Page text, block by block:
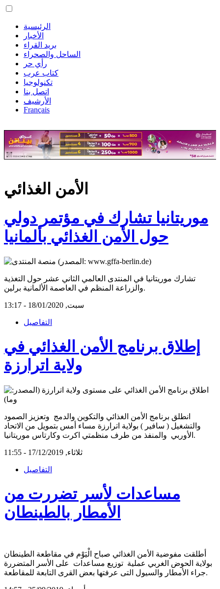
الرئيسية
الأخبار
بريد القراء
الساحل والصحراء
رأي حر
كتاب عرب
تكنولوجيا
اتصل بنا
الأرشيف
Français
الأمن الغذائي
موريتانيا تشارك في مؤتمر دولي
حول الأمن الغذائي بألمانيا
تشارك موريتانيا في المنتدى العالمي الثاني عشر حول التغذية
والزراعة المنظم في العاصمة الألمانية برلين.
سبت, 18/01/2020 - 13:17
التفاصيل
إطلاق برنامج الأمن الغذائي في
ولاية اترارزة
انطلق برنامج الأمن الغذائي والتكوين والدمج وتعزيز الصمود
والتشغيل ( سافير ) بولاية اترارزة مساء أمس بتمويل من الاتحاد
الأوربي والمنفذ من طرف منظمتي اكرت وكارتاس موريتانيا.
ثلاثاء, 17/12/2019 - 11:55
التفاصيل
مساعدات لأسر تضررت من
الأمطار بالطينطان
أطلقت مفوضية الأمن الغذائي صباح الْيَوْم في مقاطعة الطينطان
بولاية الحوض الغربي عملية توزيع مساعدات على الأسر المتضررة
جراء الأمطار والسيول التى عرفتها بعض القرى التابعة للمقاطعة.